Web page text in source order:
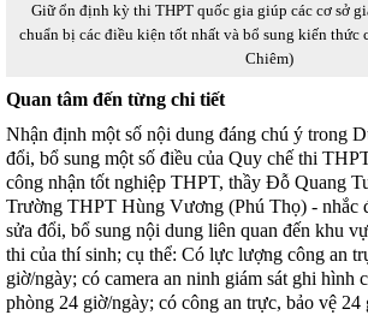
Giữ ổn định kỳ thi THPT quốc gia giúp các cơ sở
chuẩn bị các điều kiện tốt nhất và bổ sung kiến thức
Chiêm)
Quan tâm đến từng chi tiết
Nhận định một số nội dung đáng chú ý trong
đổi, bổ sung một số điều của Quy chế thi
công nhận tốt nghiệp THPT, thầy Đỗ Quang
Trường THPT Hùng Vương (Phú Thọ) - nhắc
sửa đổi, bổ sung nội dung liên quan đến khu
thi của thí sinh; cụ thể: Có lực lượng công an
giờ/ngày; có camera an ninh giám sát ghi hình
phòng 24 giờ/ngày; có công an trực, bảo vệ 24